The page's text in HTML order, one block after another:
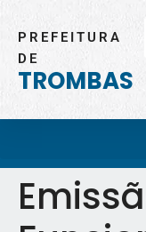
PREFEITURA
DE
TROMBAS